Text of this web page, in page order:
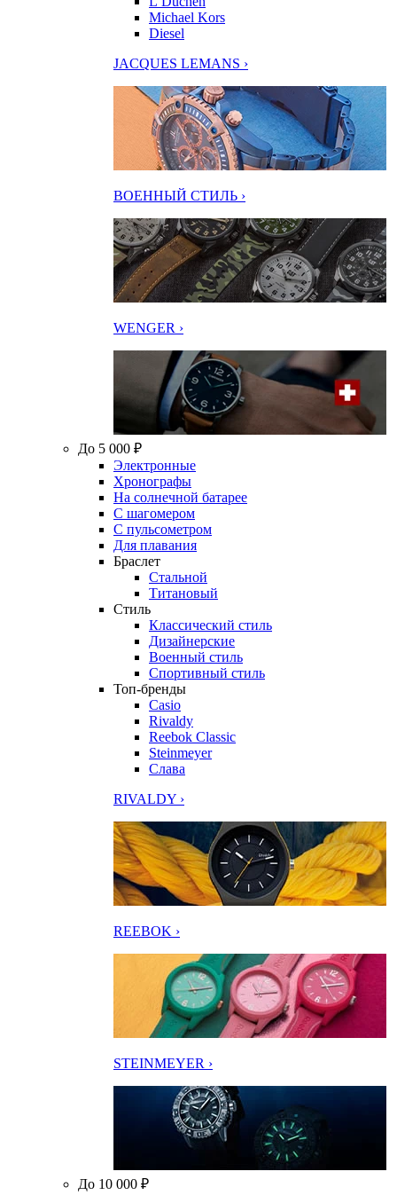
Michael Kors
Diesel
JACQUES LEMANS ›
ВОЕННЫЙ СТИЛЬ ›
WENGER ›
До 5 000 ₽
Электронные
Хронографы
На солнечной батарее
С шагомером
С пульсометром
Для плавания
Браслет
Стальной
Титановый
Стиль
Классический стиль
Дизайнерские
Военный стиль
Спортивный стиль
Топ-бренды
Casio
Rivaldy
Reebok Classic
Steinmeyer
Слава
RIVALDY ›
REEBOK ›
STEINMEYER ›
До 10 000 ₽